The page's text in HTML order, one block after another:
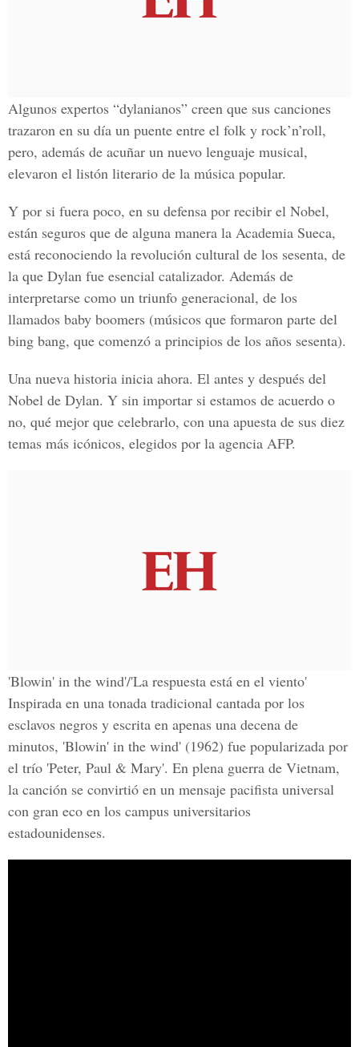
Algunos expertos “dylanianos” creen que sus canciones
trazaron en su día un puente entre el folk y rock’n’roll,
pero, además de acuñar un nuevo lenguaje musical,
elevaron el listón literario de la música popular.
Y por si fuera poco, en su defensa por recibir el Nobel,
están seguros que de alguna manera la Academia Sueca,
está reconociendo la revolución cultural de los sesenta, de
la que Dylan fue esencial catalizador. Además de
interpretarse como un triunfo generacional, de los
llamados baby boomers (músicos que formaron parte del
bing bang, que comenzó a principios de los años sesenta).
Una nueva historia inicia ahora. El antes y después del
Nobel de Dylan. Y sin importar si estamos de acuerdo o
no, qué mejor que celebrarlo, con una apuesta de sus diez
temas más icónicos, elegidos por la agencia AFP.
'Blowin' in the wind'/'La respuesta está en el viento'
Inspirada en una tonada tradicional cantada por los
esclavos negros y escrita en apenas una decena de
minutos, 'Blowin' in the wind' (1962) fue popularizada por
el trío 'Peter, Paul & Mary'. En plena guerra de Vietnam,
la canción se convirtió en un mensaje pacifista universal
con gran eco en los campus universitarios
estadounidenses.